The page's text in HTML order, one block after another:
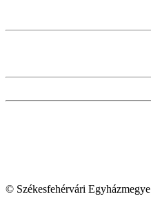
© Székesfehérvári Egyházmegye